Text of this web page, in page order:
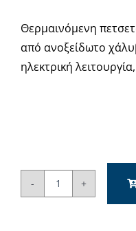
Θερμαινόμενη
από ανοξείδωτο
ηλεκτρική